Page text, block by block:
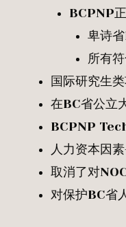
BCPNP
卑诗
所有
国际研究生
在BC省公立
BCPNP
人力资本因
取消了对
对保护BC省